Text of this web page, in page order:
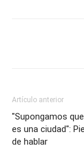
Artículo anterior
"Supongamos
es una ciudad":
de hablar